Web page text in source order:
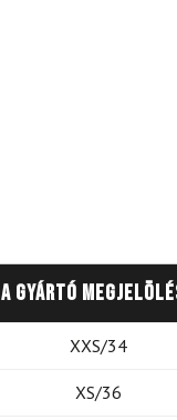
A gyártó
XXS/34
XS/36